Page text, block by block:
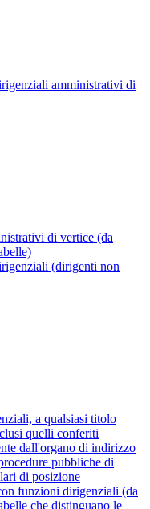
amministrativi di
di vertice (da
(dirigenti non
a qualsiasi titolo
quelli conferiti
dall'organo di indirizzo
pubbliche di
di posizione
funzioni dirigenziali (da
che distinguano le